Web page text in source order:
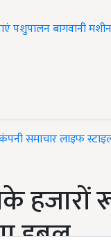
पशुपालनबागवानी
समाचारलाइफ
हजारों
डबल...